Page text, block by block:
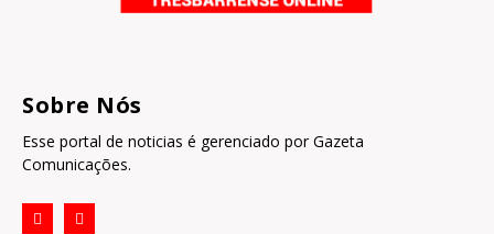
Sobre Nós
Esse portal de noticias é gerenciado por Gazeta
Comunicações.